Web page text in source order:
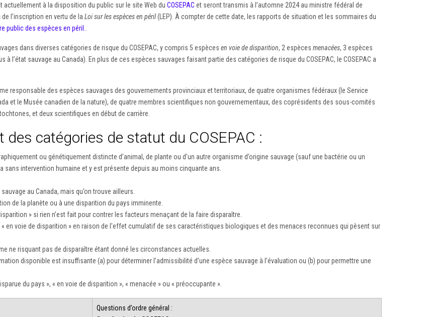
à la disposition du public sur le site Web du COSEPAC et seront transmis à l’automne 2024 au ministre fédéral de
l’inscription en vertu de la Loi sur les espèces en péril(LEP). À compter de cette date, les rapports de situation et les sommaires du
public des espèces en péril.
dans diverses catégories de risque du COSEPAC, y compris 5 espèces en voie de disparition, 2 espèces menacées, 3 espèces
à l’état sauvage au Canada). En plus de ces espèces sauvages faisant partie des catégories de risque du COSEPAC, le COSEPAC a
responsable des espèces sauvages des gouvernements provinciaux et territoriaux, de quatre organismes fédéraux (le Service
et le Musée canadien de la nature), de quatre membres scientifiques non gouvernementaux, des coprésidents des sous-comités
et deux scientifiques en début de carrière.
catégories de statut du COSEPAC :
ou génétiquement distincte d’animal, de plante ou d’un autre organisme d’origine sauvage (sauf une bactérie ou un
sans intervention humaine et y est présente depuis au moins cinquante ans.
au Canada, mais qu’on trouve ailleurs.
de la planète ou à une disparition du pays imminente.
» si rien n’est fait pour contrer les facteurs menaçant de la faire disparaître.
« en voie de disparition » en raison de l'effet cumulatif de ses caractéristiques biologiques et des menaces reconnues qui pèsent sur
ne risquant pas de disparaître étant donné les circonstances actuelles.
disponible est insuffisante (a) pour déterminer l’admissibilité d’une espèce sauvage à l’évaluation ou (b) pour permettre une
du pays », « en voie de disparition », « menacée » ou « préoccupante ».
Questions d’ordre général :